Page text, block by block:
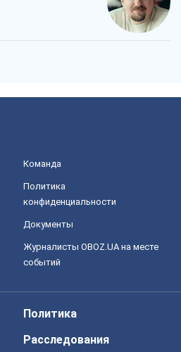
Команда
Политика
конфиденциальности
Документы
Журналисты OBOZ.UA на месте
событий
Политика
Расследования